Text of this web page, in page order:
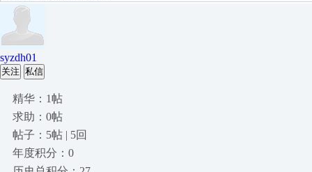
syzdh01
关注 私信
精华：1帖
求助：0帖
帖子：5帖 | 5回
年度积分：0